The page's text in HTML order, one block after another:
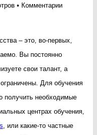
• Комментариик
– это, во-первых,
Вы постоянно
свои талант, а
Для обучения
получить необходимые
центрах обучения,
, или какие-то частные